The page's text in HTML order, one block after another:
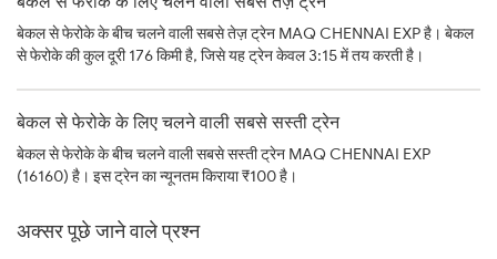
बेकल से फेरोके के बीच चलने वाली सबसे तेज़ ट्रेन MAQ CHENNAI EXP है। बेकल
से फेरोके की कुल दूरी 176 किमी है, जिसे यह ट्रेन केवल 3:15 में तय करती है।
बेकल से फेरोके के लिए चलने वाली सबसे सस्ती ट्रेन
बेकल से फेरोके के बीच चलने वाली सबसे सस्ती ट्रेन MAQ CHENNAI EXP
(16160) है। इस ट्रेन का न्यूनतम किराया ₹100 है।
अक्सर पूछे जाने वाले प्रश्न